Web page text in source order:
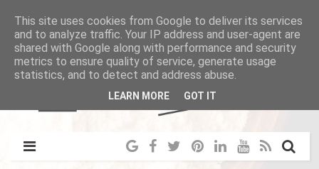
This site uses cookies from Google to deliver its services
and to analyze traffic. Your IP address and user-agent are
shared with Google along with performance and security
metrics to ensure quality of service, generate usage
statistics, and to detect and address abuse.
LEARN MORE GOT IT